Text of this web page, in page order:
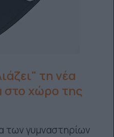
τη νέα
στο χώρο της
των γυμναστηρίων